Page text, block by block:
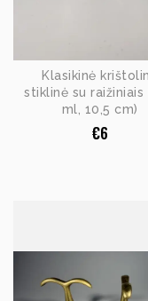
Klasikinė
stiklinė su raižiniais
ml, 10,5 cm)
€6